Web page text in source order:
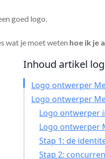
goed logo.
wat je moet weten hoe ik je
Inhoud artikel
Logo ontwerper
Logo ontwerper
Logo ontwerper
Logo ontwerper
Stap 1: de
Stap 2: